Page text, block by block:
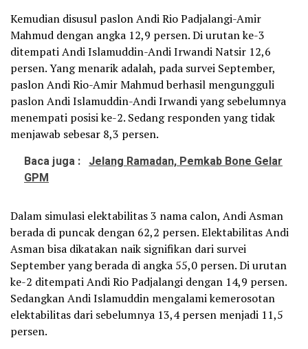
Kemudian disusul paslon Andi Rio Padjalangi-Amir
Mahmud dengan angka 12,9 persen. Di urutan ke-3
ditempati Andi Islamuddin-Andi Irwandi Natsir 12,6
persen. Yang menarik adalah, pada survei September,
paslon Andi Rio-Amir Mahmud berhasil mengungguli
paslon Andi Islamuddin-Andi Irwandi yang sebelumnya
menempati posisi ke-2. Sedang responden yang tidak
menjawab sebesar 8,3 persen.
Baca juga : Jelang Ramadan, Pemkab Bone Gelar
GPM
Dalam simulasi elektabilitas 3 nama calon, Andi Asman
berada di puncak dengan 62,2 persen. Elektabilitas Andi
Asman bisa dikatakan naik signifikan dari survei
September yang berada di angka 55,0 persen. Di urutan
ke-2 ditempati Andi Rio Padjalangi dengan 14,9 persen.
Sedangkan Andi Islamuddin mengalami kemerosotan
elektabilitas dari sebelumnya 13,4 persen menjadi 11,5
persen.